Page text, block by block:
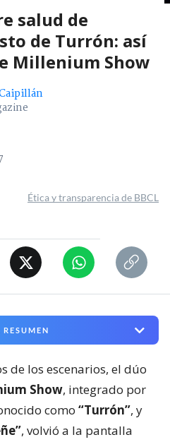
salud de
de Turrón: así
Millenium Show
Ética y transparencia de BBCL
RESUMEN
de los escenarios, el dúo
Show, integrado por
como “Turrón”, y
, volvió a la pantalla